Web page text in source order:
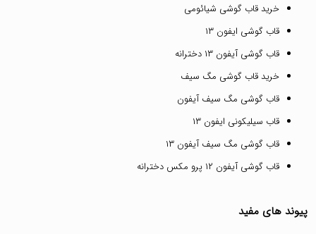
خرید قاب گوشی شیائومی
قاب گوشی ایفون ۱۳
قاب گوشی آیفون ۱۳ دخترانه
خرید قاب گوشی مگ سیف
قاب گوشی مگ سیف آیفون
قاب سیلیکونی ایفون ۱۳
قاب گوشی مگ سیف آیفون ۱۳
قاب گوشی آیفون ۱۲ پرو مکس دخترانه
پیوند های مفید